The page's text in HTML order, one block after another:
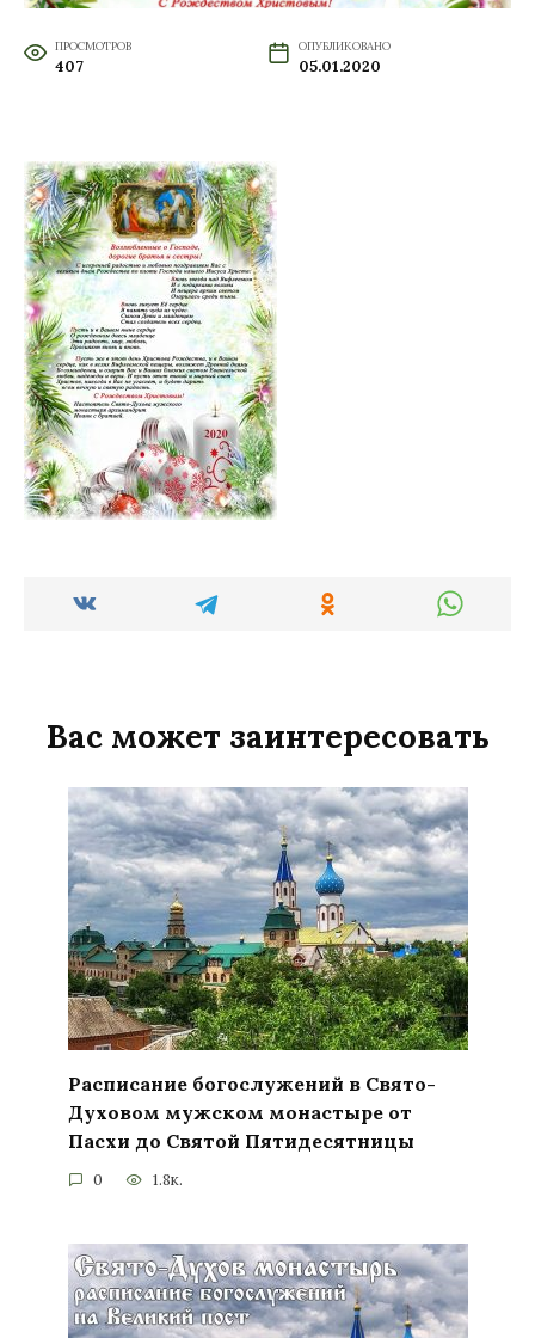
ПРОСМОТРОВ
407
ОПУБЛИКОВАНО
05.01.2020
Вас может заинтересовать
Расписание богослужений в Свято-
Духовом мужском монастыре от
Пасхи до Святой Пятидесятницы
0 1.8к.